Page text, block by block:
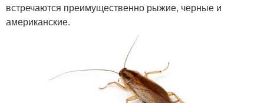
встречаются преимущественно рыжие, черные и
американские.